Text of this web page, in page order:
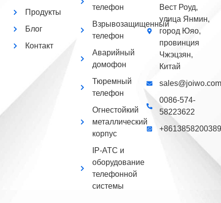
Продукты
Блог
Контакт
телефон
Взрывозащищенный
телефон
Аварийный
домофон
Тюремный
телефон
Огнестойкий
металлический
корпус
IP-АТС и
оборудование
телефонной
системы
Вест Роуд,
улица Янмин,
город Юяо,
провинция
Чжэцзян,
Китай
sales@joiwo.com
0086-574-
58223622
+8613858200389